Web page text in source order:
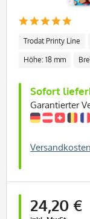
Trodat Printy Line
Höhe: 18 mm
Sofort
Garantierter
24,20 €